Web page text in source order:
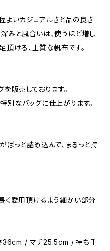
よいカジュアルさと品の良さ
みと風合いは、使うほど増し
頂ける、上質な帆布です。
販売しております。
別なバッグに仕上がります。
ばっと詰め込んで、まるっと持
く愛用頂けるよう細かい部分
/ マチ25.5cm / 持ち手